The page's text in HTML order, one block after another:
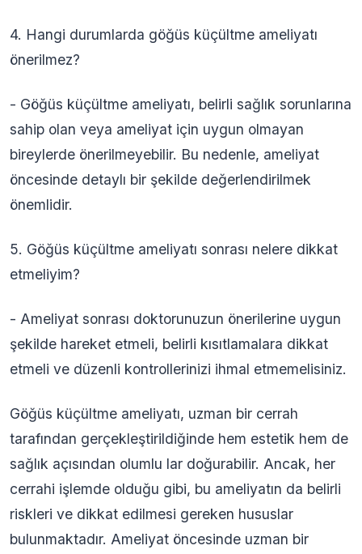
4. Hangi durumlarda göğüs küçültme ameliyatı
önerilmez?
- Göğüs küçültme ameliyatı, belirli sağlık sorunlarına
sahip olan veya ameliyat için uygun olmayan
bireylerde önerilmeyebilir. Bu nedenle, ameliyat
öncesinde detaylı bir şekilde değerlendirilmek
önemlidir.
5. Göğüs küçültme ameliyatı sonrası nelere dikkat
etmeliyim?
- Ameliyat sonrası doktorunuzun önerilerine uygun
şekilde hareket etmeli, belirli kısıtlamalara dikkat
etmeli ve düzenli kontrollerinizi ihmal etmemelisiniz.
Göğüs küçültme ameliyatı, uzman bir cerrah
tarafından gerçekleştirildiğinde hem estetik hem de
sağlık açısından olumlu lar doğurabilir. Ancak, her
cerrahi işlemde olduğu gibi, bu ameliyatın da belirli
riskleri ve dikkat edilmesi gereken hususlar
bulunmaktadır. Ameliyat öncesinde uzman bir